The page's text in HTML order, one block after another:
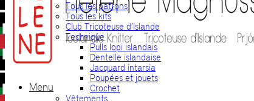
Menu
Tous les patrons
Tous les kits
Club Tricoteuse d’Islande
Technique
Pulls lopi islandais
Dentelle islandaise
Jacquard intarsia
Poupées et jouets
Crochet
Vêtements